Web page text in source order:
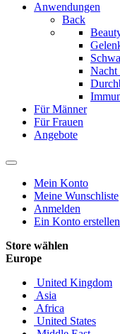
Anwendungen
Back
Nacht
Für Männer
Für Frauen
Angebote
Mein Konto
Meine Wunschliste
Anmelden
Ein Konto erstellen
Store wählen
Europe
United Kingdom
Asia
Africa
United States